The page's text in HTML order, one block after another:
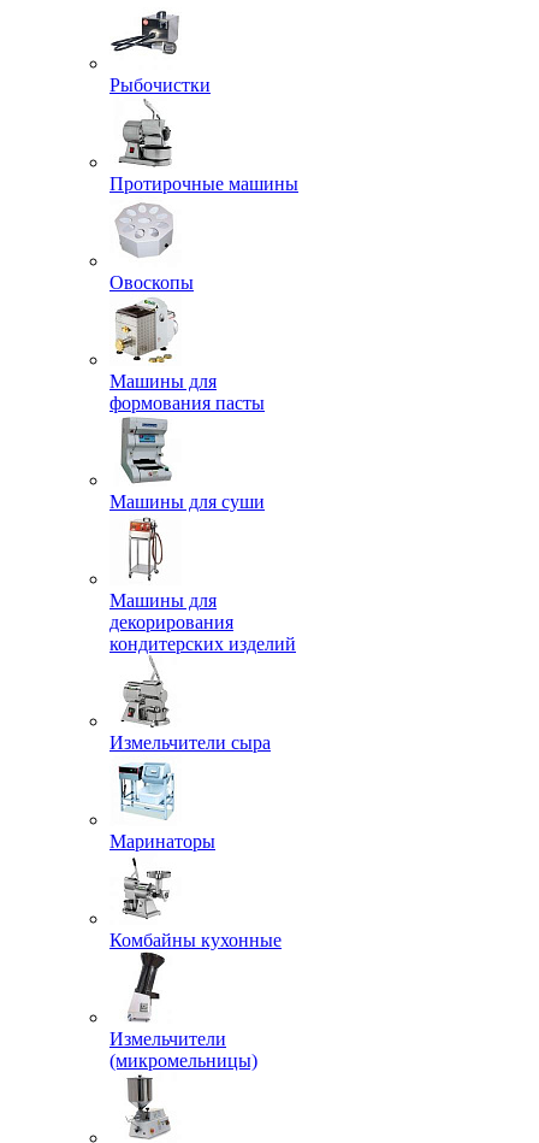
Рыбочистки
Протирочные машины
Овоскопы
Машины для
формования пасты
Машины для суши
Машины для
декорирования
кондитерских изделий
Измельчители сыра
Маринаторы
Комбайны кухонные
Измельчители
(микромельницы)